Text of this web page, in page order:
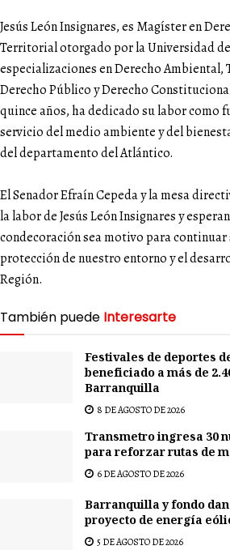
Jesús León Insignares, es Magíster en
Territorial otorgado por la Universidad
especializaciones en Derecho
Derecho Público y Derecho
quince años, ha dedicado su labor como
servicio del medio ambiente y del
del departamento del Atlántico.
El Senador Efraín Cepeda y la mesa
la labor de Jesús León Insignares y
condecoración sea motivo para
protección de nuestro entorno y el
Región.
También puede Interesarte
Festivales de deportes
beneficiado a más de
Barranquilla
8 DE AGOSTO DE 2026
Transmetro ingresa 30
para reforzar rutas de
6 DE AGOSTO DE 2026
Barranquilla y fondo
proyecto de energía
5 DE AGOSTO DE 2026